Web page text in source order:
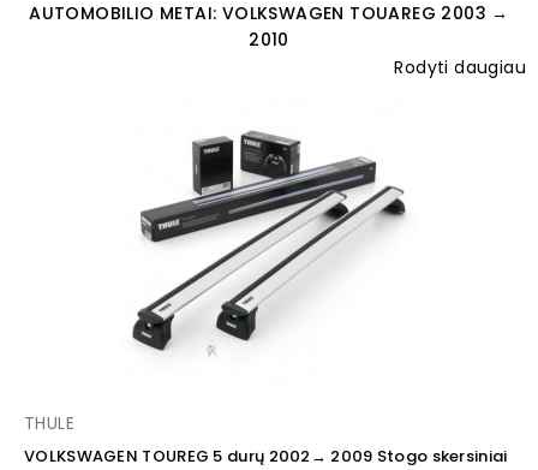
AUTOMOBILIO METAI: VOLKSWAGEN TOUAREG 2003 →
2010
Rodyti daugiau
THULE
VOLKSWAGEN TOUREG 5 durų 2002→ 2009 Stogo skersiniai